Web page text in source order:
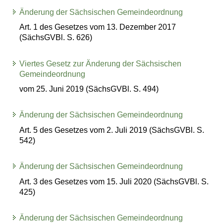
Änderung der Sächsischen Gemeindeordnung
Art. 1 des Gesetzes vom 13. Dezember 2017
(SächsGVBl. S. 626)
Viertes Gesetz zur Änderung der Sächsischen
Gemeindeordnung
vom 25. Juni 2019 (SächsGVBl. S. 494)
Änderung der Sächsischen Gemeindeordnung
Art. 5 des Gesetzes vom 2. Juli 2019 (SächsGVBl. S.
542)
Änderung der Sächsischen Gemeindeordnung
Art. 3 des Gesetzes vom 15. Juli 2020 (SächsGVBl. S.
425)
Änderung der Sächsischen Gemeindeordnung